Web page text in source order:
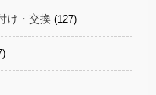
け・交換 (127)